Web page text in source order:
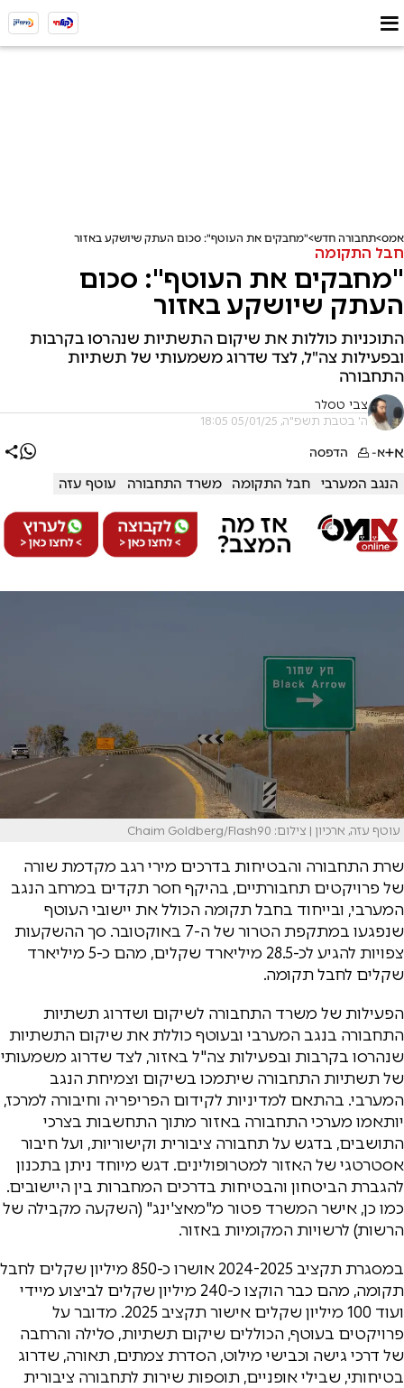
אמס תחבורה חדש "מחבקים את העוטף": סכום העתק שיושקע באזור
חבל התקומה
"מחבקים את העוטף": סכום
העתק שיושקע באזור
התוכניות כוללות את שיקום התשתיות שנהרסו בקרבות
ובפעילות צה"ל, לצד שדרוג משמעותי של תשתיות
התחבורה
צבי טסלר
ה' בטבת תשפ"ה, 05/01/25 18:05
א+א- הדפסה
הנגב המערבי חבל התקומה משרד התחבורה עוטף עזה
עוטף עזה, ארכיון | צילום: Chaim Goldberg/Flash90
שרת התחבורה והבטיחות בדרכים מירי רגב מקדמת שורה
של פרויקטים תחבורתיים, בהיקף חסר תקדים במרחב הנגב
המערבי, ובייחוד בחבל תקומה הכולל את יישובי העוטף
שנפגעו במתקפת הטרור של ה-7 באוקטובר. סך ההשקעות
צפויות להגיע לכ-28.5 מיליארד שקלים, מהם כ-5 מיליארד
שקלים לחבל תקומה.
הפעילות של משרד התחבורה לשיקום ושדרוג תשתיות
התחבורה בנגב המערבי ובעוטף כוללת את שיקום התשתיות
שנהרסו בקרבות ובפעילות צה"ל באזור, לצד שדרוג משמעותי
של תשתיות התחבורה שיתמכו בשיקום וצמיחת הנגב
המערבי. בהתאם למדיניות לקידום הפריפריה וחיבורה למרכז,
יותאמו מערכי התחבורה באזור מתוך התחשבות בצרכי
התושבים, בדגש על תחבורה ציבורית וקישוריות, ועל חיבור
אסטרטגי של האזור למטרופולינים. דגש מיוחד ניתן בתכנון
להגברת הביטחון והבטיחות בדרכים המחברות בין היישובים.
כמו כן, אישר המשרד פטור מ"מאצ'ינג" (השקעה מקבילה של
הרשות) לרשויות המקומיות באזור.
במסגרת תקציב 2024-2025 אושרו כ-850 מיליון שקלים לחבל
תקומה, מהם כבר הוקצו כ-240 מיליון שקלים לביצוע מיידי
ועוד 100 מיליון שקלים אישור תקציב 2025. מדובר על
פרויקטים בעוטף, הכוללים שיקום תשתיות, סלילה והרחבה
של דרכי גישה וכבישי מילוט, הסדרת צמתים, תאורה, שדרוג
בטיחותי, שבילי אופניים, תוספות שירות לתחבורה ציבורית